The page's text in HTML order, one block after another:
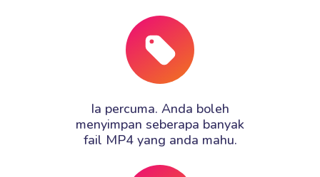
Ia percuma. Anda boleh
menyimpan seberapa banyak
fail MP4 yang anda mahu.